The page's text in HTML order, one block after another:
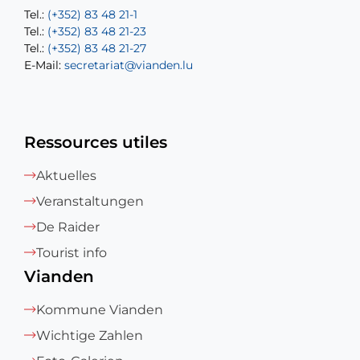
Tel.: (+352) 83 48 21-1
Tel.: (+352) 83 48 21-23
Tel.: (+352) 83 48 21-27
E-Mail: secretariat@vianden.lu
Tel.: (+352) 83 48 21-20
Tel.: (+352) 83 48 21-22
E-Mail:sofia.carvalho@vianden.lu
E-Mail: diane.storn@vianden.lu
Ressources utiles
Aktuelles
Veranstaltungen
De Raider
Tourist info
Vianden
Kommune Vianden
Wichtige Zahlen